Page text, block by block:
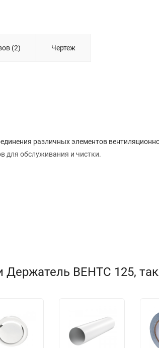
(2) Чертеж
различных элементов
для обслуживания и чистки.
Держатель ВЕНТС 125,